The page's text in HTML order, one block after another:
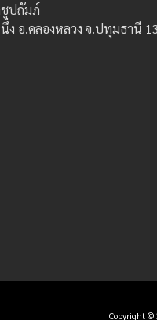
ชูปถัมภ์
อ.คลองหลวง จ.ปทุมธานี
Copyright ©